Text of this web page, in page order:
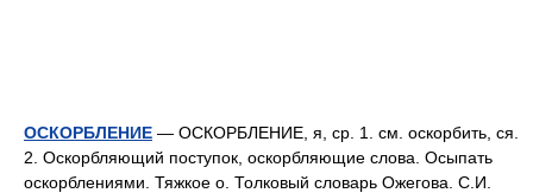
ОСКОРБЛЕНИЕ — ОСКОРБЛЕНИЕ, я, ср. 1. см. оскорбить, ся.
2. Оскорбляющий поступок, оскорбляющие слова. Осыпать
оскорблениями. Тяжкое о. Толковый словарь Ожегова. С.И.